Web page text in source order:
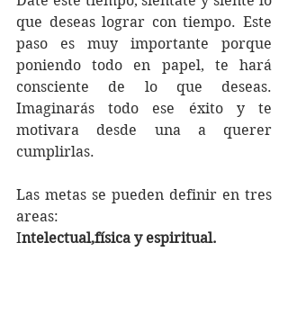
que deseas lograr con tiempo. Este
paso es muy importante porque
poniendo todo en papel, te hará
consciente de lo que deseas.
Imaginarás todo ese éxito y te
motivara desde una a querer
cumplirlas.
Las metas se pueden definir en tres
areas:
Intelectual,física y espiritual.